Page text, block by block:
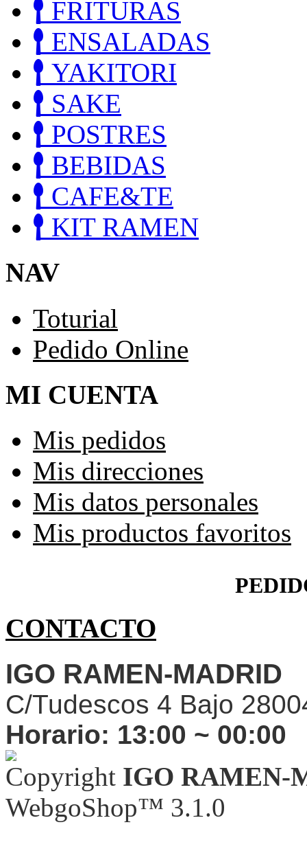
FRITURAS
ENSALADAS
YAKITORI
SAKE
POSTRES
BEBIDAS
CAFE&TE
KIT RAMEN
NAV
Toturial
Pedido Online
MI CUENTA
Mis pedidos
Mis direcciones
Mis datos personales
Mis productos favoritos
CONTACTO
IGO RAMEN-MADRID
C/Tudescos 4 Bajo
Horario: 13:00 ~ 00:00
Copyright IGO RAMEN-
WebgoShop™ 3.1.0